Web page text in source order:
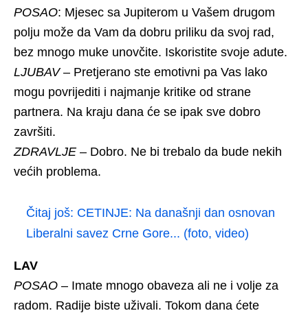
POSAO: Mjesec sa Jupiterom u Vašem drugom
polju može da Vam da dobru priliku da svoj rad,
bez mnogo muke unovčite. Iskoristite svoje adute.
LJUBAV– Pretjerano ste emotivni pa Vas lako
mogu povrijediti i najmanje kritike od strane
partnera. Na kraju dana će se ipak sve dobro
završiti.
ZDRAVLJE – Dobro. Ne bi trebalo da bude nekih
većih problema.
Čitaj još: CETINJE: Na današnji dan osnovan
Liberalni savez Crne Gore... (foto, video)
LAV
POSAO – Imate mnogo obaveza ali ne i volje za
radom. Radije biste uživali. Tokom dana ćete